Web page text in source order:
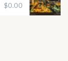
$0.00